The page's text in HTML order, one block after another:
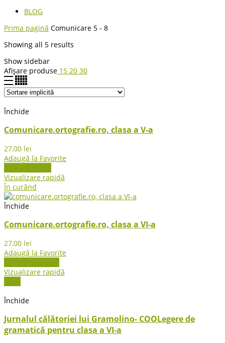
BLOG
Prima pagină Comunicare 5 - 8
Showing all 5 results
Show sidebar
Afișare produse 15 20 30
Închide
Comunicare.ortografie.ro, clasa a V-a
27,00 lei
Adaugă la Favorite
Adaugă în coș
Vizualizare rapidă
În curând
Închide
Comunicare.ortografie.ro, clasa a VI-a
27,00 lei
Adaugă la Favorite
Citește mai mult
Vizualizare rapidă
-20%
Închide
Jurnalul călătoriei lui Gramolino- COOLegere de
gramatică pentru clasa a VI-a